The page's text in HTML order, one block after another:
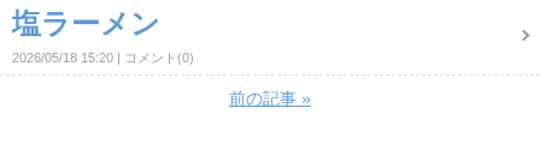
塩ラーメン
2026/05/18 15:20 コメント(0)
前の記事 »